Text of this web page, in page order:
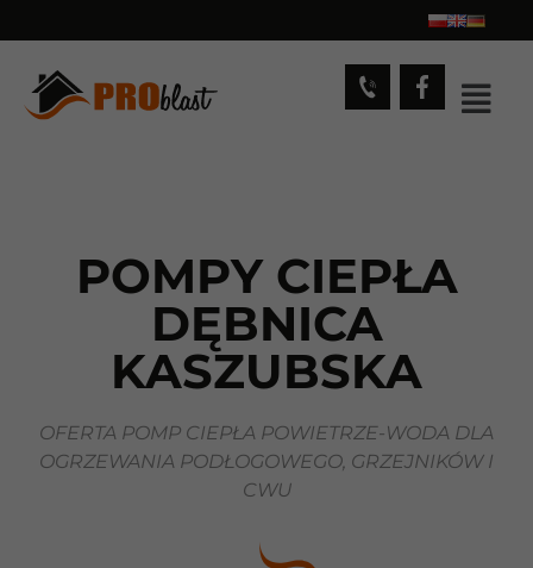
POMPY CIEPŁA
DĘBNICA
KASZUBSKA
OFERTA POMP CIEPŁA POWIETRZE-WODA DLA
OGRZEWANIA PODŁOGOWEGO, GRZEJNIKÓW I
CWU